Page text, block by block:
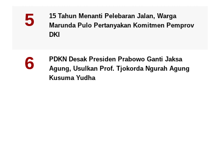
15 Tahun Menanti Pelebaran Jalan, Warga
Marunda Pulo Pertanyakan Komitmen Pemprov
DKI
PDKN Desak Presiden Prabowo Ganti Jaksa
Agung, Usulkan Prof. Tjokorda Ngurah Agung
Kusuma Yudha